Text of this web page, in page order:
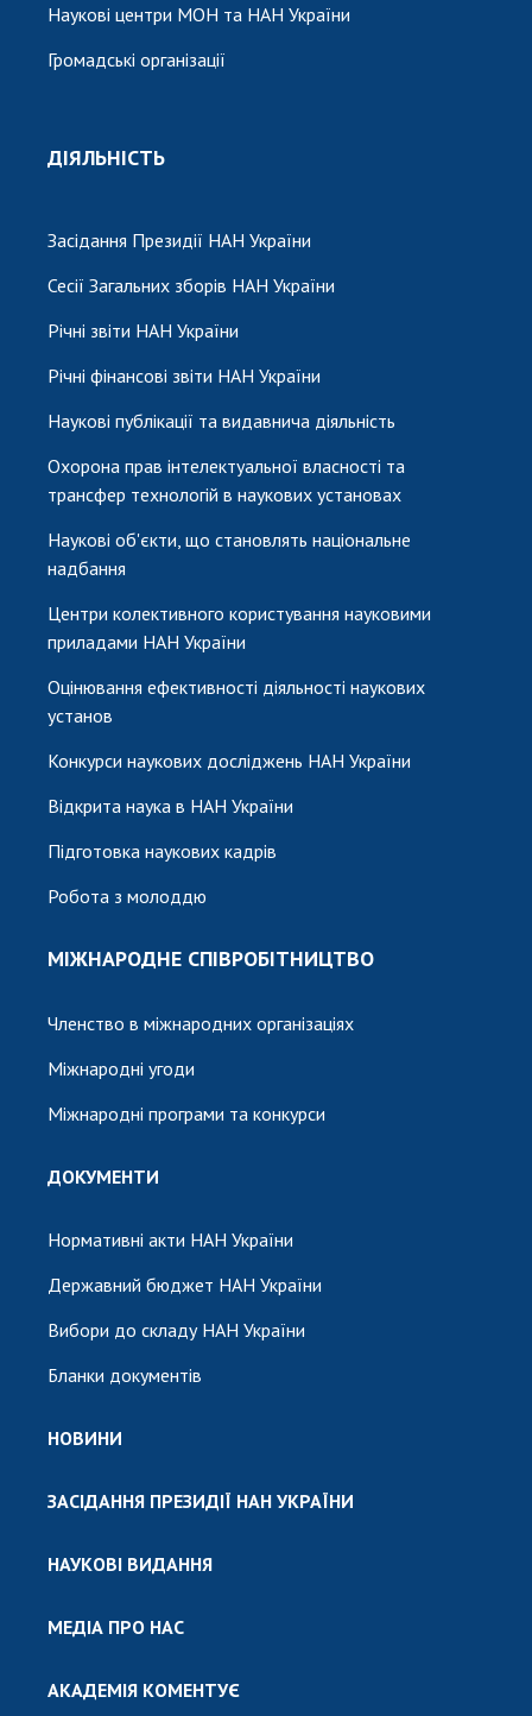
Наукові центри МОН та НАН України
Громадські організації
ДІЯЛЬНІСТЬ
Засідання Президії НАН України
Сесії Загальних зборів НАН України
Річні звіти НАН України
Річні фінансові звіти НАН України
Наукові публікації та видавнича діяльність
Охорона прав інтелектуальної власності та
трансфер технологій в наукових установах
Наукові об'єкти, що становлять національне
надбання
Центри колективного користування науковими
приладами НАН України
Оцінювання ефективності діяльності наукових
установ
Конкурси наукових досліджень НАН України
Відкрита наука в НАН України
Підготовка наукових кадрів
Робота з молоддю
МІЖНАРОДНЕ СПІВРОБІТНИЦТВО
Членство в міжнародних організаціях
Міжнародні угоди
Міжнародні програми та конкурси
ДОКУМЕНТИ
Нормативні акти НАН України
Державний бюджет НАН України
Вибори до складу НАН України
Бланки документів
НОВИНИ
ЗАСІДАННЯ ПРЕЗИДІЇ НАН УКРАЇНИ
НАУКОВІ ВИДАННЯ
МЕДІА ПРО НАС
АКАДЕМІЯ КОМЕНТУЄ